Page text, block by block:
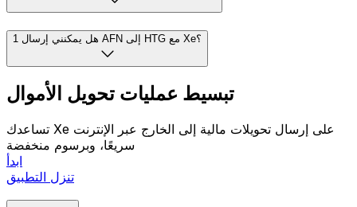
هل يمكنني إرسال 1 AFN إلى HTG مع Xe؟
تبسيط عمليات تحويل الأموال
تساعدك Xe على إرسال تحويلات مالية إلى الخارج عبر الإنترنت
سريعًا، وبرسوم منخفضة
ابدأ
تنزل التطبيق